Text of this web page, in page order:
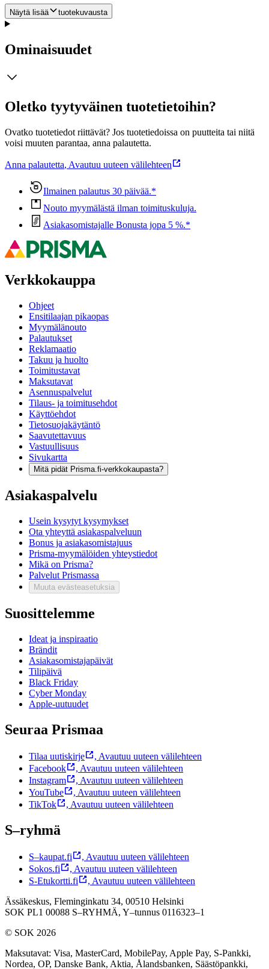
Näytä lisää tuotekuvausta
Ominaisuudet
Oletko tyytyväinen tuotetietoihin?
Ovatko tuotetiedot riittävät? Jos tuotetiedoissa on puutteita tai niitä
voisi muuten parantaa, anna palautetta.
Anna palautetta, Avautuu uuteen välilehteen
Ilmainen palautus 30 päivää.*
Nouto myymälästä ilman toimituskuluja.
Asiakasomistajalle Bonusta jopa 5 %.*
Verkkokauppa
Ohjeet
Ensitilaajan pikaopas
Myymälänouto
Palautukset
Reklamaatio
Takuu ja huolto
Toimitustavat
Maksutavat
Asennuspalvelut
Tilaus- ja toimitusehdot
Käyttöehdot
Tietosuojakäytäntö
Saavutettavuus
Vastuullisuus
Sivukartta
Mitä pidät Prisma.fi-verkkokaupasta?
Asiakaspalvelu
Usein kysytyt kysymykset
Ota yhteyttä asiakaspalveluun
Bonus ja asiakasomistajuus
Prisma-myymälöiden yhteystiedot
Mikä on Prisma?
Palvelut Prismassa
Muuta evästeasetuksia
Suosittelemme
Ideat ja inspiraatio
Brändit
Asiakasomistajapäivät
Tilipäivä
Black Friday
Cyber Monday
Apple-uutuudet
Seuraa Prismaa
Tilaa uutiskirje , Avautuu uuteen välilehteen
Facebook
, Avautuu uuteen välilehteen
Instagram
, Avautuu uuteen välilehteen
YouTube
, Avautuu uuteen välilehteen
TikTok
, Avautuu uuteen välilehteen
S–ryhmä
S–kaupat.fi , Avautuu uuteen välilehteen
Sokos.fi
, Avautuu uuteen välilehteen
S-Etukortti.fi
, Avautuu uuteen välilehteen
Ässäkeskus, Fleminginkatu 34, 00510 Helsinki
SOK PL1 00088 S–RYHMÄ, Y–tunnus 0116323–1
© SOK 2026
Maksutavat: Visa, MasterCard, MobilePay, Apple Pay, S-Pankki,
Nordea, OP, Danske Bank, Aktia, Ålandsbanken, Säästöpankki,